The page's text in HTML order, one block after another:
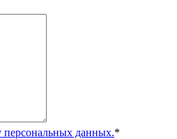
персональных данных.*